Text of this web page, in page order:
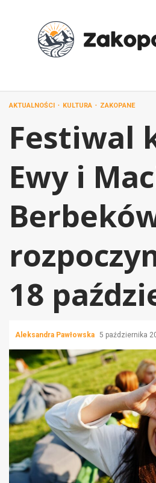
AKTUALNOŚCI KULTURA ZAKOPANE
Festiwal
Ewy i
18
Aleksandra Pawłowska 5 października